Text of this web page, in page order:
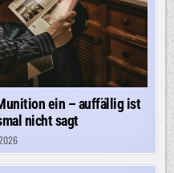
ein – auffällig ist
nicht sagt